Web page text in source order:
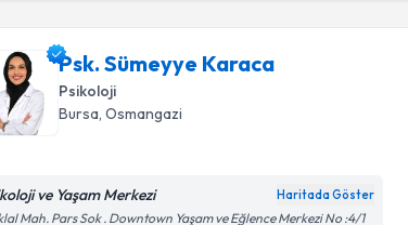
Psk. Sümeyye Karaca
Psikoloji
Bursa, Osmangazi
ve Yaşam Merkezi Haritada Göster
Mah. Pars Sok . Downtown Yaşam ve Eğlence Merkezi No :4/1